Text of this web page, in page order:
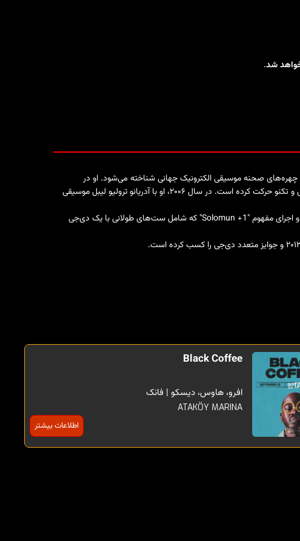
شد.
چهره‌های صحنه موسیقی الکترونیک جهانی شناخته می‌شود. او در
او با آدریانو ترولیو لیبل موسیقی
و اجرای مفهوم "Solomun +1" که شامل ست‌های طولانی با یک دی‌جی
Black Coffee
افرو، هاوس، دیسکو | فانک
ATAKÖY MARINA
اطلاعات بیشتر